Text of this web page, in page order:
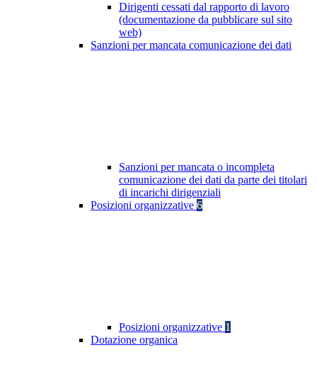
Dirigenti cessati dal rapporto di lavoro
(documentazione da pubblicare sul sito
web)
Sanzioni per mancata comunicazione dei dati
Sanzioni per mancata o incompleta
comunicazione dei dati da parte dei titolari
di incarichi dirigenziali
Posizioni organizzative 6
Posizioni organizzative 1
Dotazione organica